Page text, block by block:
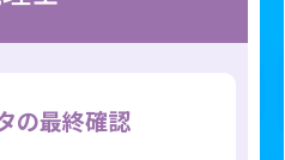
の最終確認